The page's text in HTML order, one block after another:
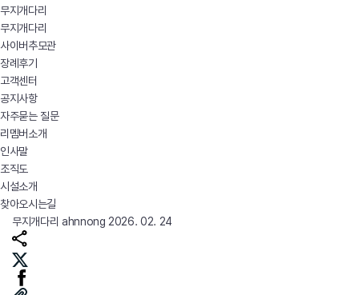
무지개다리
무지개다리
사이버추모관
장례후기
고객센터
공지사항
자주묻는 질문
리멤버소개
인사말
조직도
시설소개
찾아오시는길
무지개다리 ahnnong 2026. 02. 24